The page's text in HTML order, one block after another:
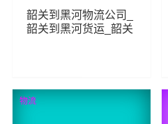
韶关到黑河物流公司_
韶关到黑河货运_韶关
249 查看详细
物流